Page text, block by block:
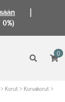
0
>Korut>Korvakorut>